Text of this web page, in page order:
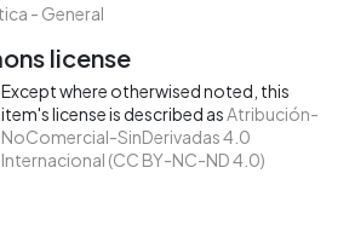
- General
license
Except where otherwised noted, this
item's license is described asAtribución-
NoComercial-SinDerivadas 4.0
Internacional (CC BY-NC-ND 4.0)